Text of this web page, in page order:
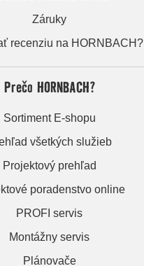
Záruky
recenziu na HORNBACH?
Prečo HORNBACH?
Sortiment E-shopu
všetkých služieb
Projektový prehľad
poradenstvo online
PROFI servis
Montážny servis
Plánovače